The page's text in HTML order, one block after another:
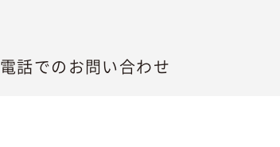
電話でのお問い合わせ